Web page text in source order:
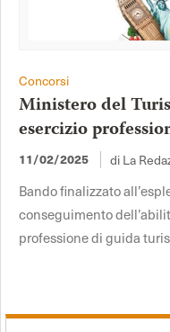
Concorsi
Ministero del
esercizio
11/02/2025 di La
Bando finalizzato
conseguimento
professione di guida